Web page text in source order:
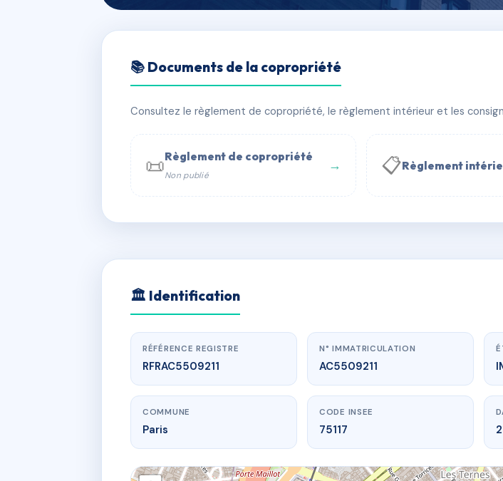
SDC 19/19 BIS RUE BREY 75017
📍 19B r brey 75017 Paris
📞 Contacter Syndic Digital 💬 WhatsApp
📚 Documents de la copropriété
Consultez le règlement de copropriété, le règlement intérieur et les
📜Règlement de copropriété
Non publié
→ 📋Règlement
AC5509211 🇫🇷
🏛 Identification
RÉFÉRENCE REGISTRE
RFRAC5509211
N° IMMATRICULATION
AC5509211
COMMUNE
Paris
CODE INSEE
75117